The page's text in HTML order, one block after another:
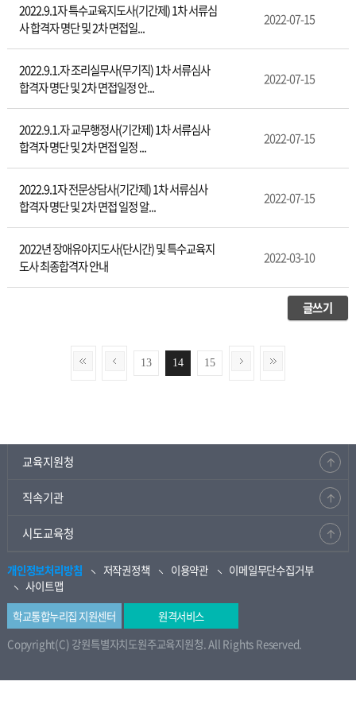
2022.9.1자 특수교육지도사(기간제) 1차 서류심
사 합격자 명단 및 2차 면접일...
2022-07-15
2022.9.1.자 조리실무사(무기직) 1차 서류심사
합격자 명단 및 2차 면접일정 안...
2022-07-15
2022.9.1.자 교무행정사(기간제) 1차 서류심사
합격자 명단 및 2차 면접 일정 ...
2022-07-15
2022.9.1자 전문상담사(기간제) 1차 서류심사
합격자 명단 및 2차 면접 일정 알...
2022-07-15
2022년 장애유아지도사(단시간) 및 특수교육지
도사 최종합격자 안내
2022-03-10
글쓰기
13 14 15
교육지원청
직속기관
시도교육청
개인정보처리방침 저작권정책 이용약관
이메일무단수집거부
사이트맵
학교통합누리집 지원센터
원격서비스
Copyright(C) 강원특별자치도원주교육지원청. All Rights Reserved.